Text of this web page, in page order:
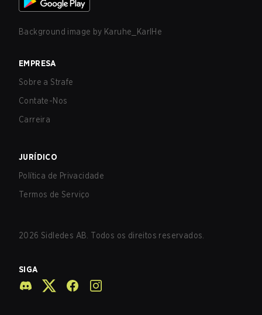
Background image by Karuhe_KarlHe
EMPRESA
Sobre a Strafe
Contate-Nos
Carreira
JURÍDICO
Política de Privacidade
Termos de Serviço
2026 Sidledes AB. Todos os direitos reservados.
SIGA